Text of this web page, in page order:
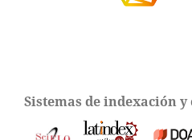
Sistemas de indexación